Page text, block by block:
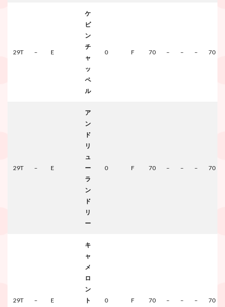
29T – E
ケ
ビ
ン
チ
ャ
ッ
ペ
ル
0 F 70 – – – 70
29T – E
ア
ン
ド
リ
ュ
ー
ラ
ン
ド
リ
ー
0 F 70 – – – 70
29T – E
キ
ャ
メ
ロ
ン
ト
0 F 70 – – – 70